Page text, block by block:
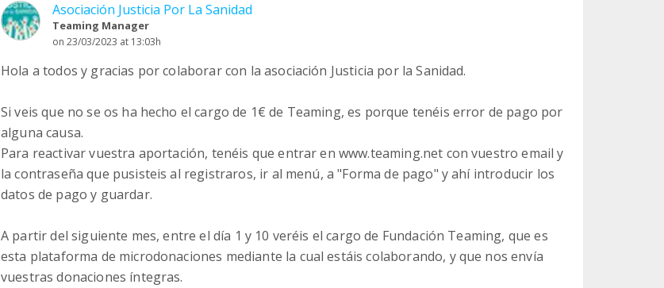
Asociación Justicia Por La Sanidad
Teaming Manager
on 23/03/2023 at 13:03h
Hola a todos y gracias por colaborar con la asociación Justicia por la Sanidad.
Si veis que no se os ha hecho el cargo de 1€ de Teaming, es porque tenéis error de pago por
alguna causa.
Para reactivar vuestra aportación, tenéis que entrar en www.teaming.net con vuestro email y
la contraseña que pusisteis al registraros, ir al menú, a "Forma de pago" y ahí introducir los
datos de pago y guardar.
A partir del siguiente mes, entre el día 1 y 10 veréis el cargo de Fundación Teaming, que es
esta plataforma de microdonaciones mediante la cual estáis colaborando, y que nos envía
vuestras donaciones íntegras.